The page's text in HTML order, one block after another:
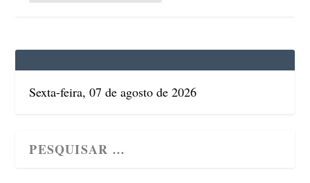
Sexta-feira, 07 de agosto de 2026